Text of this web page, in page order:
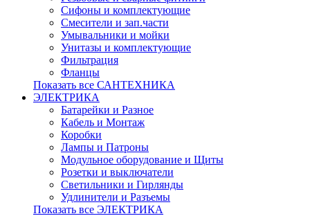
Сифоны и комплектующие
Смесители и зап.части
Умывальники и мойки
Унитазы и комплектующие
Фильтрация
Фланцы
Показать все САНТЕХНИКА
ЭЛЕКТРИКА
Батарейки и Разное
Кабель и Монтаж
Коробки
Лампы и Патроны
Модульное оборудование и Щиты
Розетки и выключатели
Светильники и Гирлянды
Удлинители и Разъемы
Показать все ЭЛЕКТРИКА